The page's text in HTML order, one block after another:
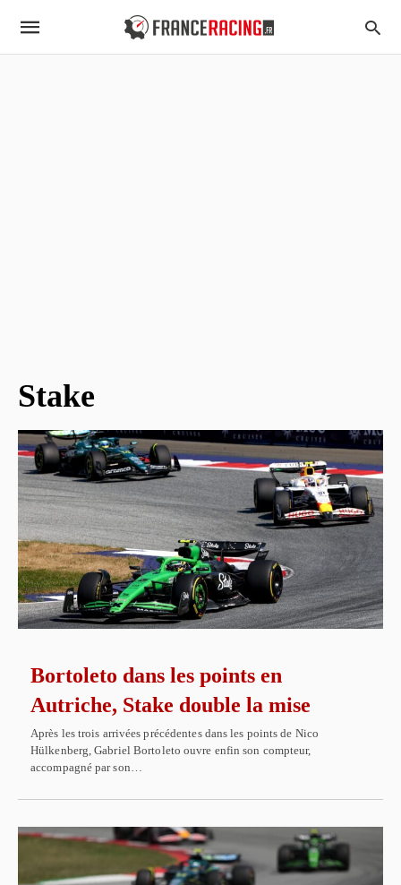
Stake
Bortoleto dans les points en
Autriche, Stake double la mise
Après les trois arrivées précédentes dans les points de Nico
Hülkenberg, Gabriel Bortoleto ouvre enfin son compteur,
accompagné par son…